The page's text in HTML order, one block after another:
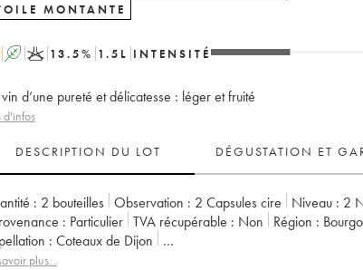
MONTANTE
A K 13.5% 1.5 L INTENSITÉ
d’une pureté et délicatesse : léger et fruité
d'infos
DESCRIPTION DU LOT DÉGUSTATION ET
: 2 bouteilles Observation : 2 Capsules cire Niveau : 2
Provenance : particulier TVA récupérable : non Région :
:
Coteaux de Dijon
:
plus...